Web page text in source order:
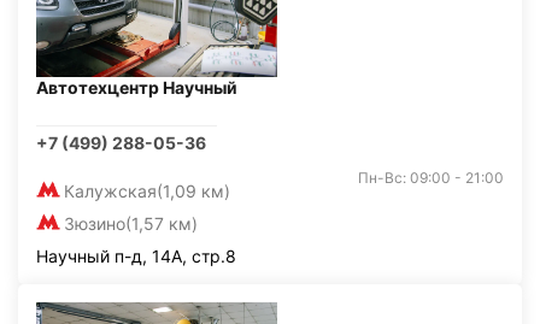
Автотехцентр Научный
+7 (499) 288-05-36
Калужская(1,09 км)
Зюзино(1,57 км)
Пн-Вс: 09:00 - 21:00
Научный п-д, 14А, стр.8